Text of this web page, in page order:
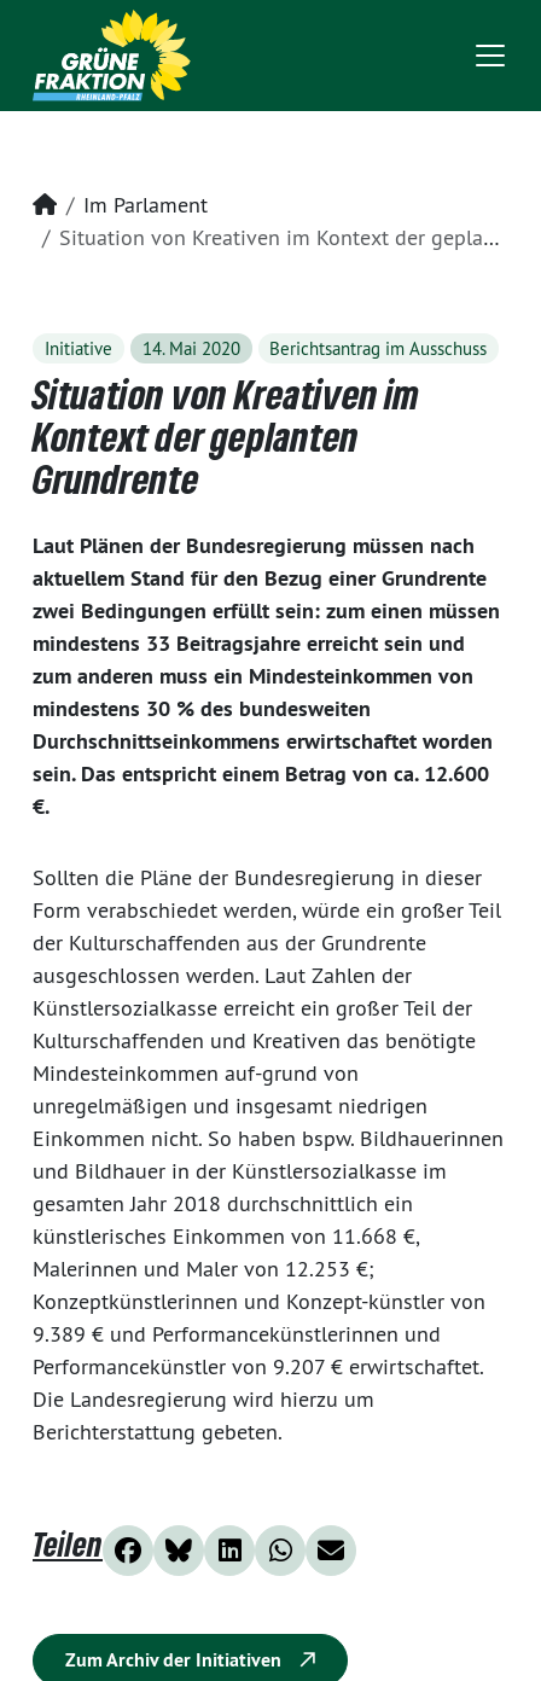
Startseite
Im Parlament
Situation von Kreativen im Kontext der geplanten Grundrente
Initiative 14. Mai 2020 Berichtsantrag im Ausschuss
Situation von Kreativen im
Kontext der geplanten
Grundrente
Laut Plänen der Bundesregierung müssen nach
aktuellem Stand für den Bezug einer Grundrente
zwei Bedingungen erfüllt sein: zum einen müssen
mindestens 33 Beitragsjahre erreicht sein und
zum anderen muss ein Mindesteinkommen von
mindestens 30 % des bundesweiten
Durchschnittseinkommens erwirtschaftet worden
sein. Das entspricht einem Betrag von ca. 12.600
€.
Sollten die Pläne der Bundesregierung in dieser
Form verabschiedet werden, würde ein großer Teil
der Kulturschaffenden aus der Grundrente
ausgeschlossen werden. Laut Zahlen der
Künstlersozialkasse erreicht ein großer Teil der
Kulturschaffenden und Kreativen das benötigte
Mindesteinkommen auf-grund von
unregelmäßigen und insgesamt niedrigen
Einkommen nicht. So haben bspw. Bildhauerinnen
und Bildhauer in der Künstlersozialkasse im
gesamten Jahr 2018 durchschnittlich ein
künstlerisches Einkommen von 11.668 €,
Malerinnen und Maler von 12.253 €;
Konzeptkünstlerinnen und Konzept-künstler von
9.389 € und Performancekünstlerinnen und
Performancekünstler von 9.207 € erwirtschaftet.
Die Landesregierung wird hierzu um
Berichterstattung gebeten.
Teilen
Zum Archiv der Initiativen